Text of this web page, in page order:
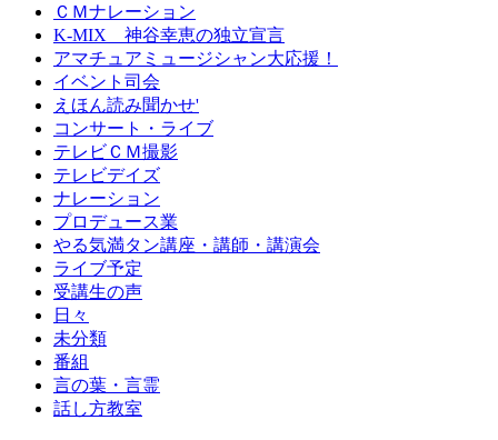
ＣＭナレーション
K-MIX 神谷幸恵の独立宣言
アマチュアミュージシャン大応援！
イベント司会
えほん読み聞かせ'
コンサート・ライブ
テレビＣＭ撮影
テレビデイズ
ナレーション
プロデュース業
やる気満タン講座・講師・講演会
ライブ予定
受講生の声
日々
未分類
番組
言の葉・言霊
話し方教室